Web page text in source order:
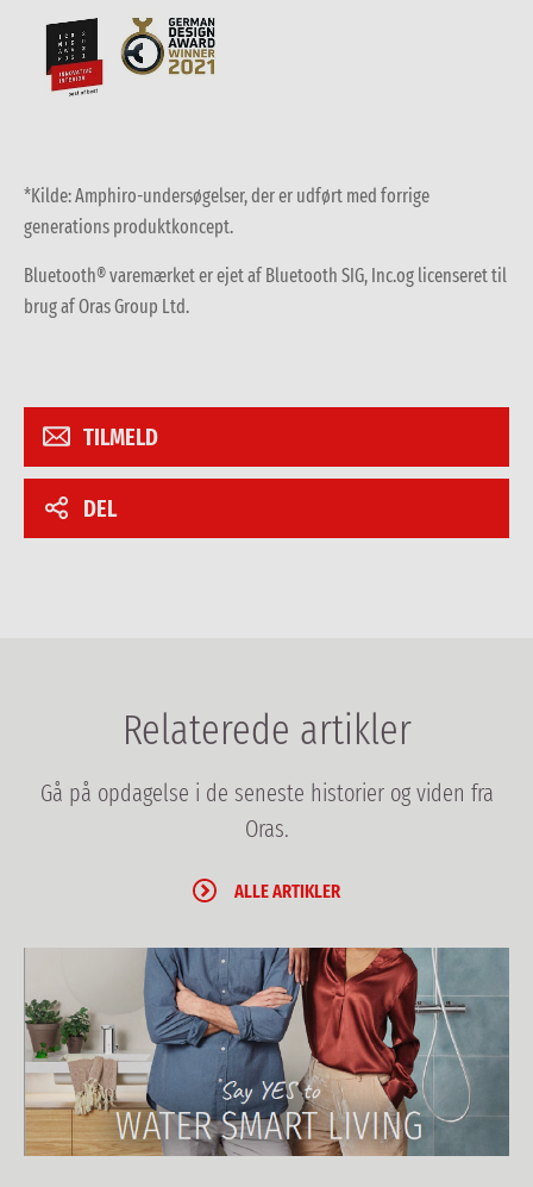
*Kilde: Amphiro-undersøgelser, der er udført med forrige
generations produktkoncept.
Bluetooth® varemærket er ejet af Bluetooth SIG, Inc.og licenseret til
brug af Oras Group Ltd.
TILMELD
DEL
Relaterede artikler
Gå på opdagelse i de seneste historier og viden fra
Oras.
ALLE ARTIKLER